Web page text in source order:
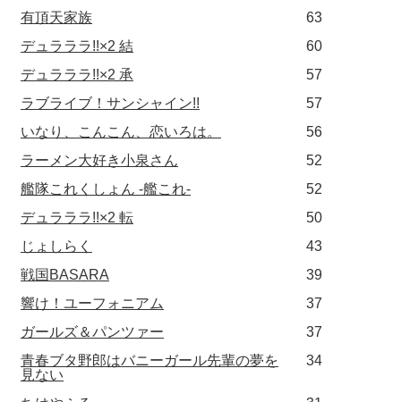
有頂天家族
63
デュラララ!!×2 結
60
デュラララ!!×2 承
57
ラブライブ！サンシャイン!!
57
いなり、こんこん、恋いろは。
56
ラーメン大好き小泉さん
52
艦隊これくしょん -艦これ-
52
デュラララ!!×2 転
50
じょしらく
43
戦国BASARA
39
響け！ユーフォニアム
37
ガールズ＆パンツァー
37
青春ブタ野郎はバニーガール先輩の夢を
見ない
34